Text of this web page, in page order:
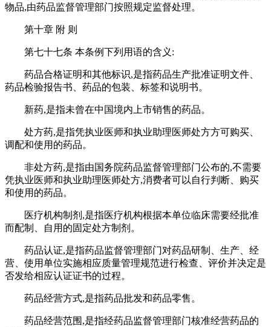
物品,由药品监督管理部门按照规定监督处理。
第十章 附 则
第七十七条 本条例下列用语的含义:
药品合格证明和其他标识,是指药品生产批准证明文件、
药品检验报告书、药品的包装、标签和说明书。
新药,是指未曾在中国境内上市销售的药品。
处方药,是指凭执业医师和执业助理医师处方方可购买、
调配和使用的药品。
非处方药,是指由国务院药品监督管理部门公布的,不需要
凭执业医师和执业助理医师处方,消费者可以自行判断、购买
和使用的药品。
医疗机构制剂,是指医疗机构根据本单位临床需要经批准
而配制、自用的固定处方制剂。
药品认证,是指药品监督管理部门对药品研制、生产、经
营、使用单位实施相应质量管理规范进行检查、评价并决定是
否发给相应认证证书的过程。
药品经营方式,是指药品批发和药品零售。
药品经营范围,是指经药品监督管理部门核准经营药品的